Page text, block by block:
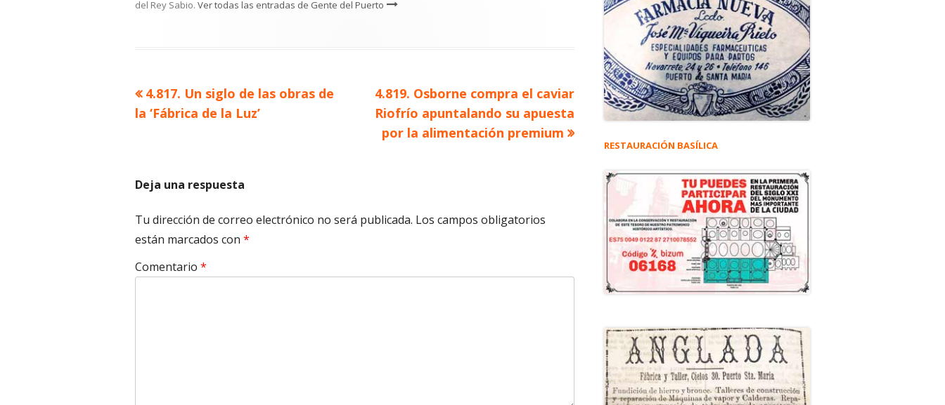
del Rey Sabio. Ver todas las entradas de Gente del Puerto
Navegación
Artículo
anterior
4.817. Un siglo de las obras de
la ‘Fábrica de la Luz’
Artículo
siguiente
4.819. Osborne compra el caviar
Riofrío apuntalando su apuesta
por la alimentación premium
Deja una respuesta
Tu dirección de correo electrónico no será publicada. Los campos obligatorios
están marcados con *
Comentario *
RESTAURACIÓN BASÍLICA